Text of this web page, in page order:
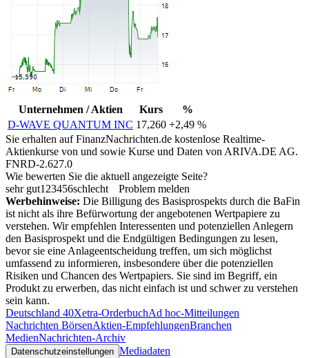
Unternehmen / Aktien Kurs
%
D-WAVE QUANTUM INC 17,260 +2,49 %
Sie erhalten auf FinanzNachrichten.de kostenlose Realtime-
Aktienkurse von und sowie Kurse und Daten von ARIVA.DE AG.
FNRD-2.627.0
Wie bewerten Sie die aktuell angezeigte Seite?
sehr gut1 23456schlecht
Problem melden
Werbehinweise: Die Billigung des Basisprospekts durch die BaFin
ist nicht als ihre Befürwortung der angebotenen Wertpapiere zu
verstehen. Wir empfehlen Interessenten und potenziellen Anlegern
den Basisprospekt und die Endgültigen Bedingungen zu lesen,
bevor sie eine Anlageentscheidung treffen, um sich möglichst
umfassend zu informieren, insbesondere über die potenziellen
Risiken und Chancen des Wertpapiers. Sie sind im Begriff, ein
Produkt zu erwerben, das nicht einfach ist und schwer zu verstehen
sein kann.
Deutschland 40Xetra-OrderbuchAd hoc-Mitteilungen
Nachrichten BörsenAktien-EmpfehlungenBranchen
MedienNachrichten-Archiv
Datenschutzeinstellungen Mediadaten